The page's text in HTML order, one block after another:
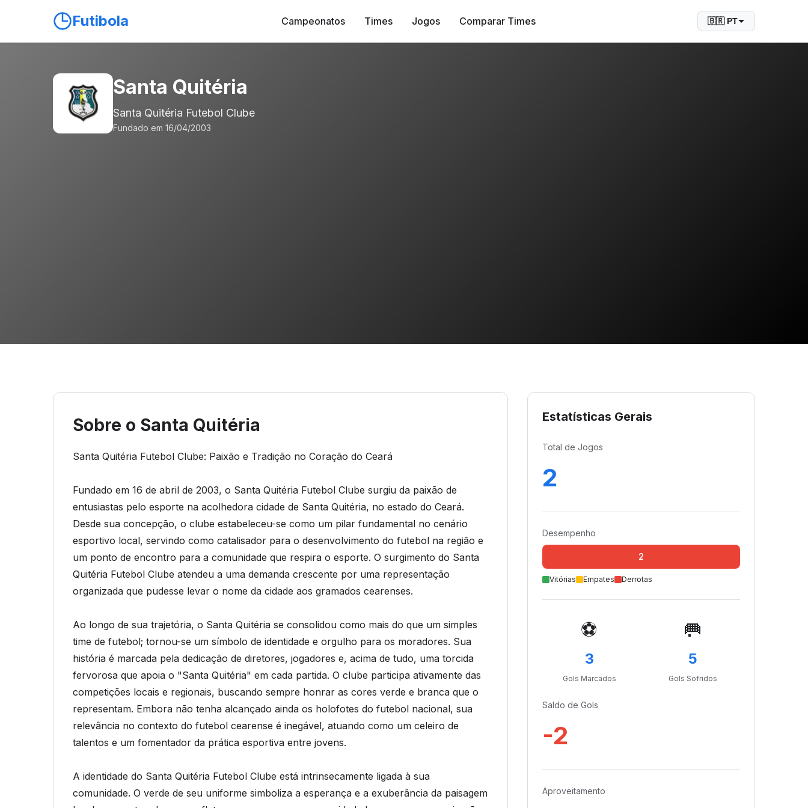
Futibola Campeonatos Times Jogos Comparar Times 🇧🇷 PT
Santa Quitéria
Santa Quitéria Futebol Clube
Fundado em 16/04/2003
Sobre o Santa Quitéria
Santa Quitéria Futebol Clube: Paixão e Tradição no Coração do Ceará
Fundado em 16 de abril de 2003, o Santa Quitéria Futebol Clube surgiu da paixão de
entusiastas pelo esporte na acolhedora cidade de Santa Quitéria, no estado do Ceará.
Desde sua concepção, o clube estabeleceu-se como um pilar fundamental no cenário
esportivo local, servindo como catalisador para o desenvolvimento do futebol na região e
um ponto de encontro para a comunidade que respira o esporte. O surgimento do Santa
Quitéria Futebol Clube atendeu a uma demanda crescente por uma representação
organizada que pudesse levar o nome da cidade aos gramados cearenses.
Ao longo de sua trajetória, o Santa Quitéria se consolidou como mais do que um simples
time de futebol; tornou-se um símbolo de identidade e orgulho para os moradores. Sua
história é marcada pela dedicação de diretores, jogadores e, acima de tudo, uma torcida
fervorosa que apoia o "Santa Quitéria" em cada partida. O clube participa ativamente das
competições locais e regionais, buscando sempre honrar as cores verde e branca que o
representam. Embora não tenha alcançado ainda os holofotes do futebol nacional, sua
relevância no contexto do futebol cearense é inegável, atuando como um celeiro de
talentos e um fomentador da prática esportiva entre jovens.
A identidade do Santa Quitéria Futebol Clube está intrinsecamente ligada à sua
comunidade. O verde de seu uniforme simboliza a esperança e a exuberância da paisagem
Estatísticas Gerais
Total de Jogos
2
Desempenho
2
Vitórias Empates Derrotas
⚽
3
Gols Marcados
🥅
5
Gols Sofridos
Saldo de Gols
-2
Aproveitamento